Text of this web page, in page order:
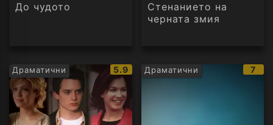
До чудото
Стенанието на
черната змия
Драматични
IMDb
рейтинг:
5.9 Драматични 7